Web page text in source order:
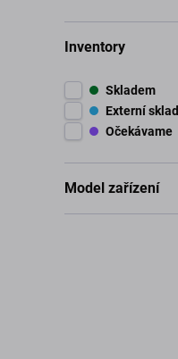
Inventory
Skladem
Externí sklad
Očekávame
Model zařízení